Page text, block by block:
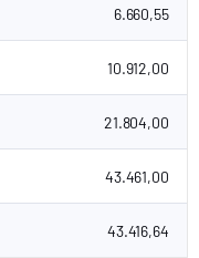
6.660,55
10.912,00
21.804,00
43.461,00
43.416,64